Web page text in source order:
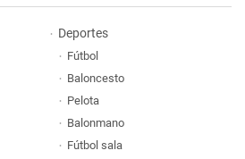
Deportes
Fútbol
Baloncesto
Pelota
Balonmano
Fútbol sala